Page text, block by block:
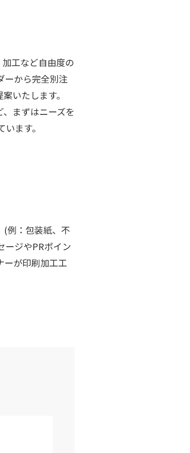
工など自由度の
ーから完全別注
いたします。
まずはニーズを
ます。
(例：包装紙、不
ージやPRポイン
ーが印刷加工工